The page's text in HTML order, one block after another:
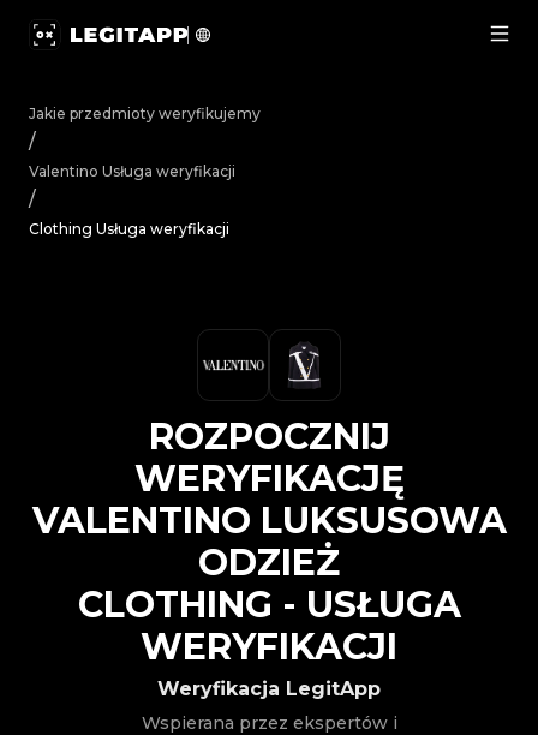
Jakie przedmioty weryfikujemy
/
Valentino Usługa weryfikacji
/
Clothing Usługa weryfikacji
Weryfikacja LegitApp
Wspierana przez ekspertów i
ROZPOCZNIJ
WERYFIKACJĘ
VALENTINO LUKSUSOWA
ODZIEŻ
CLOTHING - USŁUGA
WERYFIKACJI